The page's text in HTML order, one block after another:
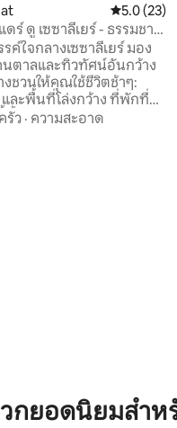
ว
คะแนนเฉลี่
5.0 (23)
ดร์ ดู เซซาลีเยร์ - ธรรมชาติ
ค์ใจกลางเซซาลีเยร์ มอง
นตาลและทิวทัศน์อันกว้าง
ชวนให้คุณใช้ชีวิตช้าๆ:
และพื้นที่โล่งกว้าง ที่พักที่
ตั้งอยู่บนทุ่งหญ้าบนเทือก
รัว · ความสะอาด
กยอดนิยมสำ